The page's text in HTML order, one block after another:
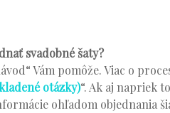
svadobné šaty?
Vám pomôže. Viac o
otázky)“. Ak aj napriek
ohľadom objednania